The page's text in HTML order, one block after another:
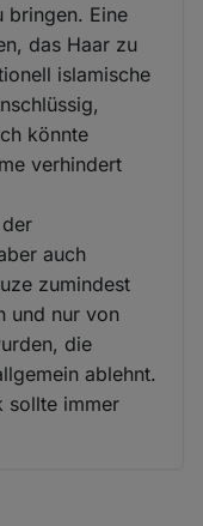
bringen. Eine
das Haar zu
islamische
könnte
verhindert
auch
zumindest
und nur von
die
ablehnt.
sollte immer